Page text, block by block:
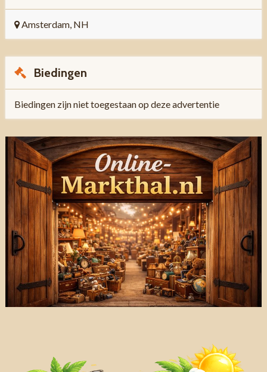
Amsterdam, NH
Biedingen
Biedingen zijn niet toegestaan op deze advertentie